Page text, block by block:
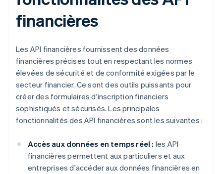
financières
Les API financières fournissent des données
financières précises tout en respectant les normes
élevées de sécurité et de conformité exigées par le
secteur financier. Ce sont des outils puissants pour
créer des formulaires d'inscription financiers
sophistiqués et sécurisés. Les principales
fonctionnalités des API financières sont les suivantes :
Accès aux données en temps réel : les API
financières permettent aux particuliers et aux
entreprises d'accéder aux données financières en